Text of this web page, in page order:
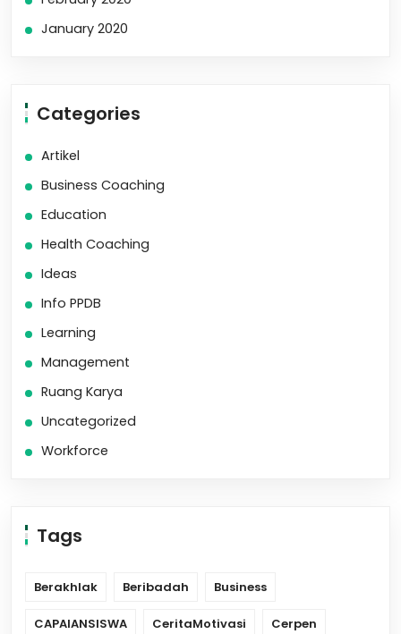
January 2020
Categories
Artikel
Business Coaching
Education
Health Coaching
Ideas
Info PPDB
Learning
Management
Ruang Karya
Uncategorized
Workforce
Tags
Berakhlak Beribadah Business
CAPAIANSISWA CeritaMotivasi Cerpen